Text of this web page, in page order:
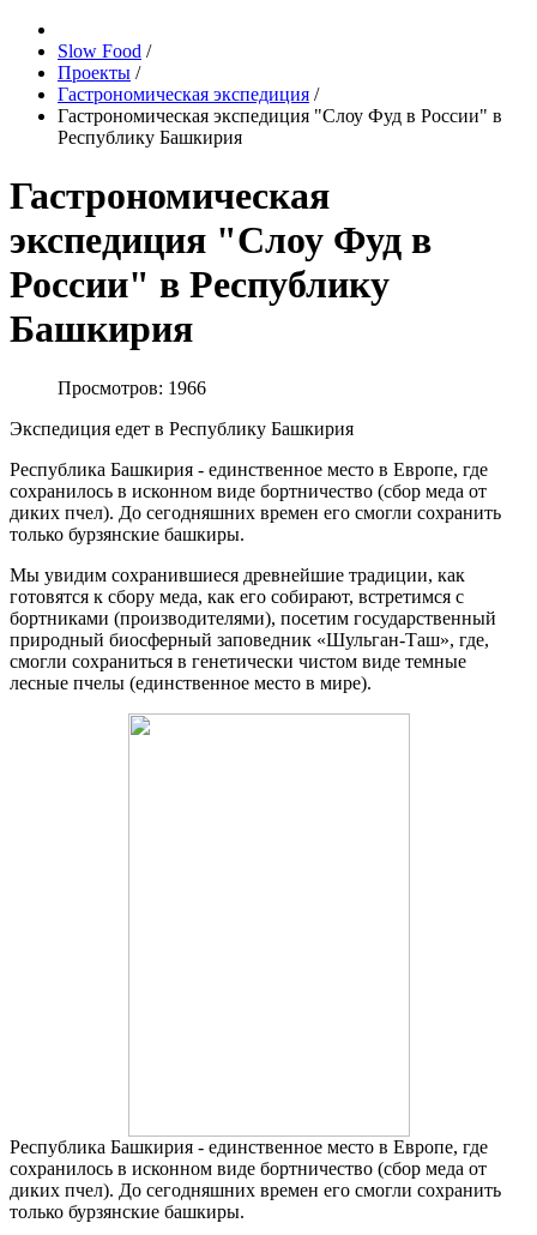
Slow Food /
Проекты /
Гастрономическая экспедиция /
Гастрономическая экспедиция "Слоу Фуд в России" в
Республику Башкирия
Гастрономическая
экспедиция "Слоу Фуд в
России" в Республику
Башкирия
Просмотров: 1966
Экспедиция едет в Республику Башкирия
Республика Башкирия - единственное место в Европе, где
сохранилось в исконном виде бортничество (сбор меда от
диких пчел). До сегодняшних времен его смогли сохранить
только бурзянские башкиры.
Мы увидим сохранившиеся древнейшие традиции, как
готовятся к сбору меда, как его собирают, встретимся с
бортниками (производителями), посетим государственный
природный биосферный заповедник «Шульган-Таш», где,
смогли сохраниться в генетически чистом виде темные
лесные пчелы (единственное место в мире).
Республика Башкирия - единственное место в Европе, где
сохранилось в исконном виде бортничество (сбор меда от
диких пчел). До сегодняшних времен его смогли сохранить
только бурзянские башкиры.